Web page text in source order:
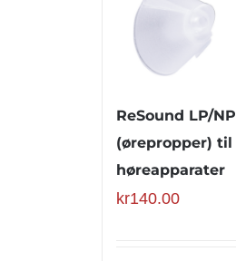
ReSound LP/
(ørepropper) til
høreapparater
kr140.00